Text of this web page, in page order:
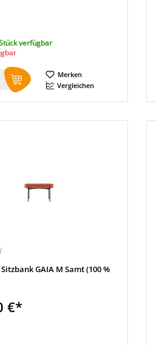
verfügbar
Merken
Vergleichen
GAIA M Samt (100 %
€*